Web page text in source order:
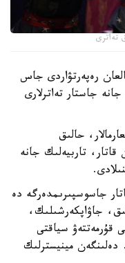
تەاترى
رەپەرتۋاردى جاس
جاستار تەاترلارى
حالىق
تاربيەلىك جانە
جاسوسپىرىمدەرگە دە
جاۋاپكەرشىلىك،
قۇرمەتتەۋ سياقتى
مينيسترلىك